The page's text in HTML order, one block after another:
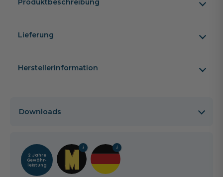
Lieferung
Herstellerinformation
Downloads
2 Jahre
Gewähr­
leistung